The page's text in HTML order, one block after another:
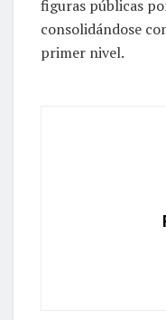
figuras públicas
consolidándose
primer nivel.